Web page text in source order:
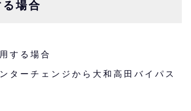
場合
する場合
ターチェンジから大和高田バイパス